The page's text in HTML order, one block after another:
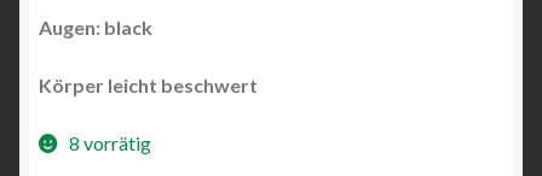
Augen: black
Körper leicht beschwert
8 vorrätig